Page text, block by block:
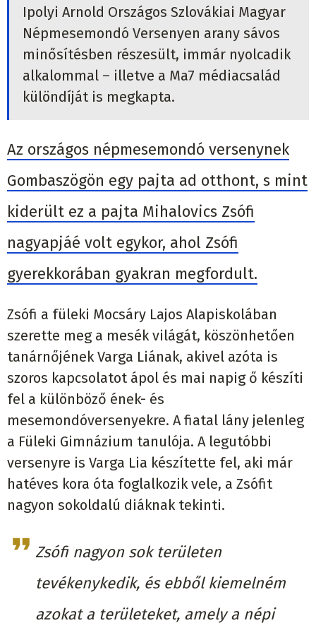
Ipolyi Arnold Országos Szlovákiai Magyar
Népmesemondó Versenyen arany sávos
minősítésben részesült, immár nyolcadik
alkalommal – illetve a Ma7 médiacsalád
különdíját is megkapta.
Az országos népmesemondó versenynek
Gombaszögön egy pajta ad otthont, s mint
kiderült ez a pajta Mihalovics Zsófi
nagyapjáé volt egykor, ahol Zsófi
gyerekkorában gyakran megfordult.
Zsófi a füleki Mocsáry Lajos Alapiskolában
szerette meg a mesék világát, köszönhetően
tanárnőjének Varga Liának, akivel azóta is
szoros kapcsolatot ápol és mai napig ő készíti
fel a különböző ének- és
mesemondóversenyekre. A fiatal lány jelenleg
a Füleki Gimnázium tanulója. A legutóbbi
versenyre is Varga Lia készítette fel, aki már
hatéves kora óta foglalkozik vele, a Zsófit
nagyon sokoldalú diáknak tekinti.
Zsófi nagyon sok területen
tevékenykedik, és ebből kiemelném
azokat a területeket, amely a népi